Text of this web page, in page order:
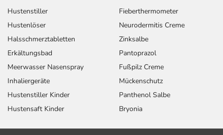
Hustenstiller
Hustenlöser
Halsschmerztabletten
Erkältungsbad
Meerwasser Nasenspray
Inhaliergeräte
Hustenstiller Kinder
Hustensaft Kinder
Fieberthermometer
Neurodermitis Creme
Zinksalbe
Pantoprazol
Fußpilz Creme
Mückenschutz
Panthenol Salbe
Bryonia